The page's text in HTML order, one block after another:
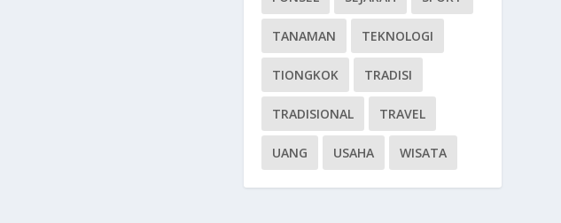
TANAMAN TEKNOLOGI
TIONGKOK TRADISI
TRADISIONAL TRAVEL
UANG USAHA WISATA